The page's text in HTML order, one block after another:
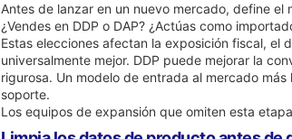
Antes de lanzar en un nuevo mercado, define el
¿Vendes en DDP o DAP? ¿Actúas como
Estas elecciones afectan la exposición fiscal, el
universalmente mejor. DDP puede mejorar la
rigurosa. Un modelo de entrada al mercado
soporte.
Los equipos de expansión que omiten esta